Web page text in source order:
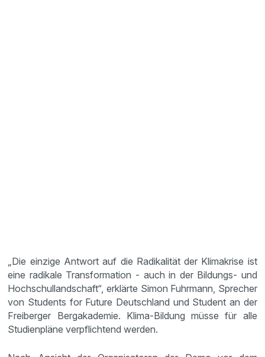
„Die einzige Antwort auf die Radikalität der Klimakrise ist
eine radikale Transformation - auch in der Bildungs- und
Hochschullandschaft“, erklärte Simon Fuhrmann, Sprecher
von Students for Future Deutschland und Student an der
Freiberger Bergakademie. Klima-Bildung müsse für alle
Studienpläne verpflichtend werden.